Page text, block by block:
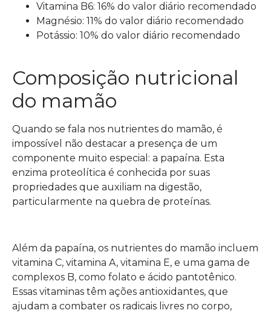
Vitamina B6: 16% do valor diário recomendado
Magnésio: 11% do valor diário recomendado
Potássio: 10% do valor diário recomendado
Composição nutricional
do mamão
Quando se fala nos nutrientes do mamão, é
impossível não destacar a presença de um
componente muito especial: a papaína. Esta
enzima proteolítica é conhecida por suas
propriedades que auxiliam na digestão,
particularmente na quebra de proteínas.
Além da papaína, os nutrientes do mamão incluem
vitamina C, vitamina A, vitamina E, e uma gama de
complexos B, como folato e ácido pantotênico.
Essas vitaminas têm ações antioxidantes, que
ajudam a combater os radicais livres no corpo,